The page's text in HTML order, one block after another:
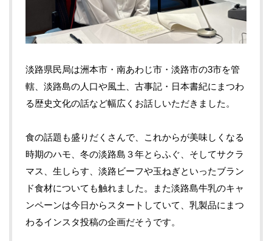
淡路県民局は洲本市・南あわじ市・淡路市の3市を管
轄、淡路島の人口や風土、古事記・日本書紀にまつわ
る歴史文化の話など幅広くお話しいただきました。
食の話題も盛りだくさんで、これからが美味しくなる
時期のハモ、冬の淡路島３年とらふぐ、そしてサクラ
マス、生しらす、淡路ビーフや玉ねぎといったブラン
ド食材についても触れました。また淡路島牛乳のキャ
ンペーンは今日からスタートしていて、乳製品にまつ
わるインスタ投稿の企画だそうです。